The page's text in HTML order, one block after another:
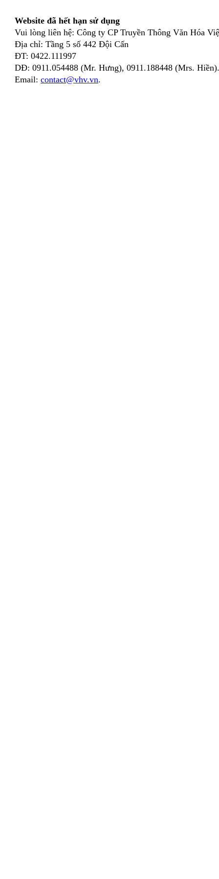
Website đã hết hạn sử dụng
Vui lòng liên hệ: Công ty CP Truyền Thông Văn Hóa
Địa chỉ: Tầng 5 số 442 Đội Cấn
ĐT: 0422.111997
DĐ: 0911.054488 (Mr. Hưng), 0911.188448 (Mrs. Hiền).
Email: contact@vhv.vn.